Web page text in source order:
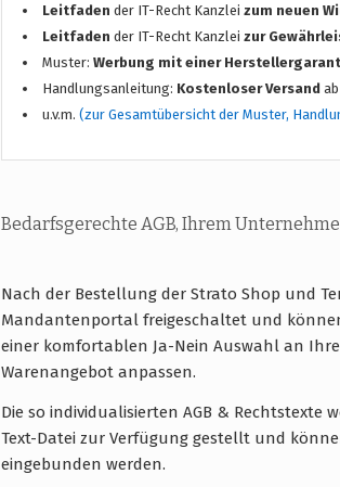
Leitfaden der IT-Recht Kanzleizum neuen
Leitfaden der IT-Recht Kanzleizur
Muster:Werbung mit einer
Handlungsanleitung: Kostenloser Versand
u.v.m.(zur Gesamtübersicht der Muster,
Bedarfsgerechte AGB, Ihrem
Nach der Bestellung der Strato Shop und
Mandantenportal freigeschaltet und
einer komfortablen Ja-Nein Auswahl an
Warenangebot anpassen.
Die so individualisierten AGB & Rechtstexte
Text-Datei zur Verfügung gestellt und
eingebunden werden.